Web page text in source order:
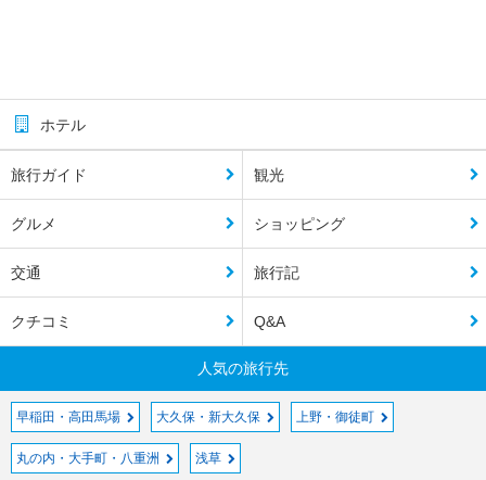
ホテル
旅行ガイド 観光
グルメ ショッピング
交通 旅行記
クチコミ Q&A
人気の旅行先
早稲田・高田馬場 大久保・新大久保 上野・御徒町
丸の内・大手町・八重洲 浅草